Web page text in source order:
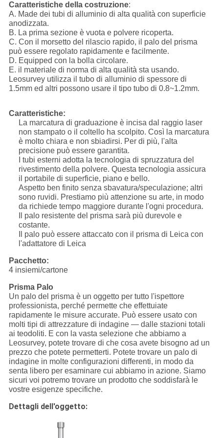
Caratteristiche della costruzione:
A. Made dei tubi di alluminio di alta qualità con superficie
anodizzata.
B. La prima sezione è vuota e polvere ricoperta.
C. Con il morsetto del rilascio rapido, il palo del prisma
può essere regolato rapidamente e facilmente.
D. Equipped con la bolla circolare.
E. il materiale di norma di alta qualità sta usando.
Leosurvey utilizza il tubo di alluminio di spessore di
1.5mm ed altri possono usare il tipo tubo di 0.8~1.2mm.
Caratteristiche:
La marcatura di graduazione è incisa dal raggio laser
non stampato o il coltello ha scolpito. Così la marcatura
è molto chiara e non sbiadirsi. Per di più, l'alta
precisione può essere garantita.
I tubi esterni adotta la tecnologia di spruzzatura del
rivestimento della polvere. Questa tecnologia assicura
il portabile di superficie, piano e bello.
Aspetto ben finito senza sbavatura/speculazione; altri
sono ruvidi. Prestiamo più attenzione su arte, in modo
da richiede tempo maggiore durante l'ogni procedura.
Il palo resistente del prisma sarà più durevole e
costante.
Il palo può essere attaccato con il prisma di Leica con
l'adattatore di Leica
Pacchetto:
4 insiemi/cartone
Prisma Palo
Un palo del prisma è un oggetto per tutto l'ispettore
professionista, perché permette che effettuiate
rapidamente le misure accurate. Può essere usato con
molti tipi di attrezzature di indagine — dalle stazioni totali
ai teodoliti. E con la vasta selezione che abbiamo a
Leosurvey, potete trovare di che cosa avete bisogno ad un
prezzo che potete permetterti. Potete trovare un palo di
indagine in molte configurazioni differenti, in modo da
senta libero per esaminare cui abbiamo in azione. Siamo
sicuri voi potremo trovare un prodotto che soddisfarà le
vostre esigenze specifiche.
Dettagli dell'oggetto: